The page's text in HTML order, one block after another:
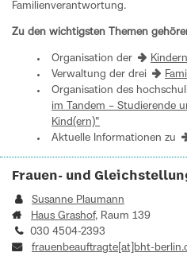
Familienverantwortung.
Zu den wichtigsten Themen
Organisation der
Verwaltung der drei
Organisation des
im Tandem – Studierende
Kind(ern)"
Aktuelle Informationen zu
Frauen- und
Susanne Plaumann
Haus Grashof, Raum 139
030 4504-2393
frauenbeauftragte[at]bht-